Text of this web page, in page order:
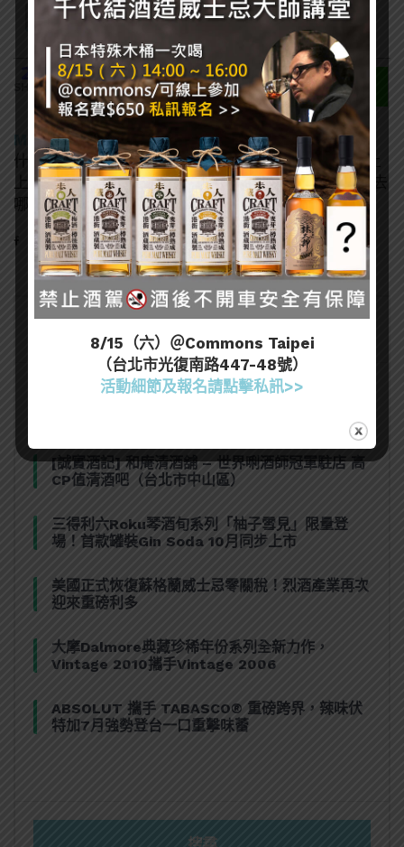
206
SHARES
MA MATT
什麼酒都喝，酒精中漂浮的塵世小書僮，沒事喝喝酒上
上課。終於考過葡萄酒WSET L3、唎酒師，接下來該去
哪呢？
[誠實酒記] 和庵清酒舖 – 世界唎酒師冠軍駐店 高
CP值清酒吧（台北市中山區）
三得利六Roku琴酒旬系列「柚子雪見」限量登
場！首款罐裝Gin Soda 10月同步上市
美國正式恢復蘇格蘭威士忌零關稅！烈酒產業再次
迎來重磅利多
大摩Dalmore典藏珍稀年份系列全新力作，
Vintage 2010攜手Vintage 2006
ABSOLUT 攜手 TABASCO® 重磅跨界，辣味伏
特加7月強勢登台一口重擊味蕾
8/15（六）＠Commons Taipei
（台北市光復南路447-48號）
活動細節及報名請點擊私訊>>